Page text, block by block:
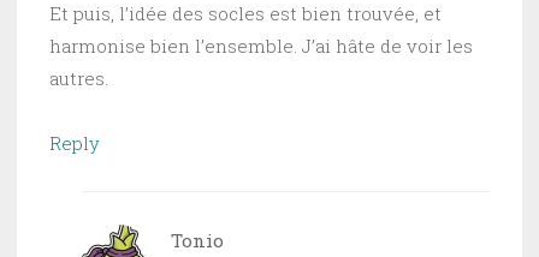
Et puis, l’idée des socles est bien trouvée, et
harmonise bien l’ensemble. J’ai hâte de voir les
autres.
Reply
Tonio